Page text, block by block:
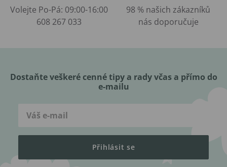
Volejte Po-Pá: 09:00-16:00
608 267 033
98 % našich zákazníků
nás doporučuje
Dostaňte veškeré cenné tipy a rady včas a přímo do
e-mailu
Přihlásit se